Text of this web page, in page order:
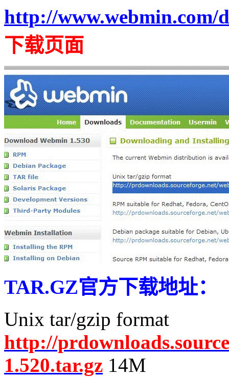
http://www.webmin.com/
下载页面
TAR.GZ官方下载地址：
Unix tar/gzip format
http://
1.520.tar.gz 14M